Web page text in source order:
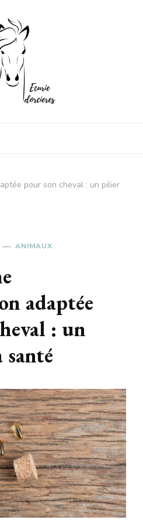
pour son cheval : un pilier
ANIMAUX
adaptée
: un